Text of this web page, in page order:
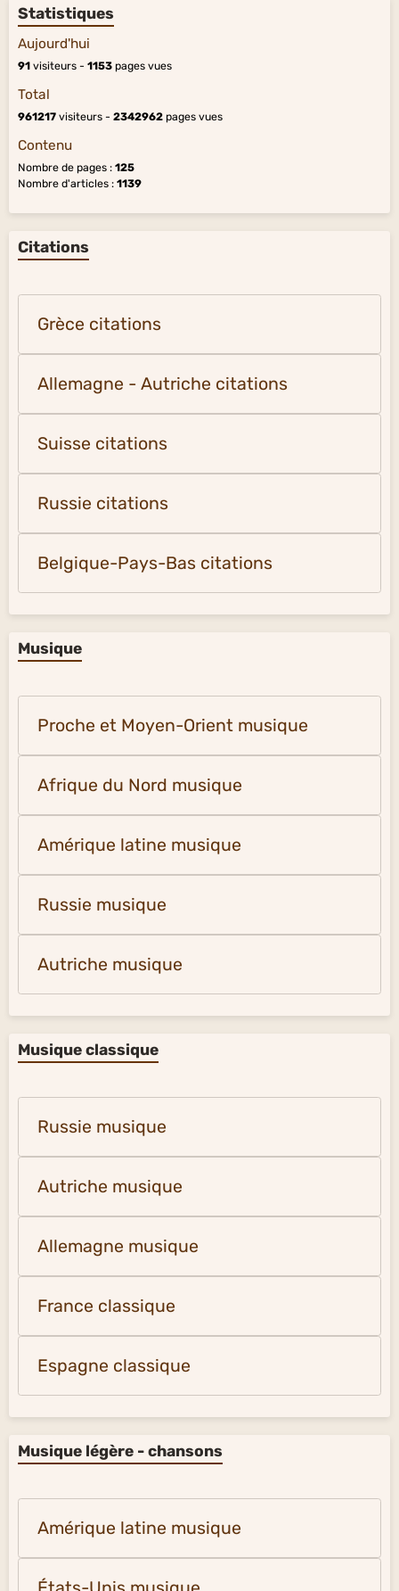
Statistiques
Aujourd'hui
91 visiteurs - 1153 pages vues
Total
961217 visiteurs - 2342962 pages vues
Contenu
Nombre de pages : 125
Nombre d'articles : 1139
Citations
Grèce citations
Allemagne - Autriche citations
Suisse citations
Russie citations
Belgique-Pays-Bas citations
Musique
Proche et Moyen-Orient musique
Afrique du Nord musique
Amérique latine musique
Russie musique
Autriche musique
Musique classique
Russie musique
Autriche musique
Allemagne musique
France classique
Espagne classique
Musique légère - chansons
Amérique latine musique